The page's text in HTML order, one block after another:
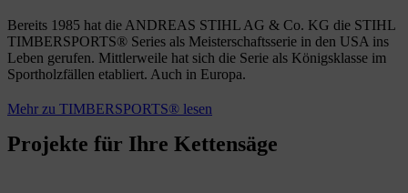
Bereits 1985 hat die ANDREAS STIHL AG & Co. KG die STIHL
TIMBERSPORTS® Series als Meisterschaftsserie in den USA ins
Leben gerufen. Mittlerweile hat sich die Serie als Königsklasse im
Sportholzfällen etabliert. Auch in Europa.
Mehr zu TIMBERSPORTS® lesen
Projekte für Ihre Kettensäge